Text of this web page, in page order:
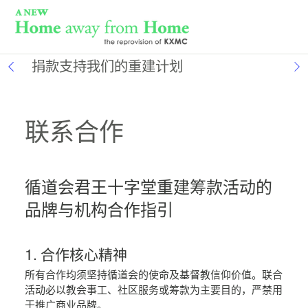
捐款支持我们的重建计划
联系合作
循道会君王十字堂重建筹款活动的
品牌与机构合作指引
1. 合作核心精神
所有合作均须坚持循道会的使命及基督教信仰价值。联合
活动必以教会事工、社区服务或筹款为主要目的，严禁用
于推广商业品牌。